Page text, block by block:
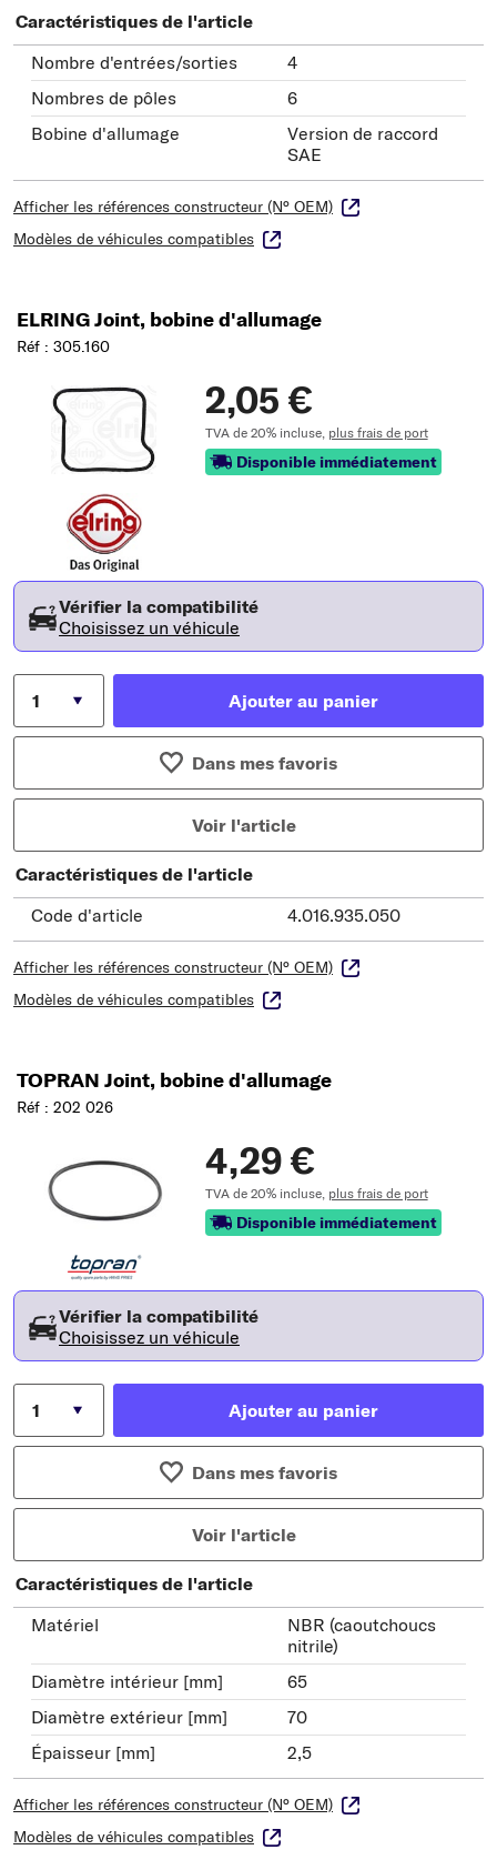
Caractéristiques de l'article
Nombre d'entrées/sorties
4
Nombres de pôles
6
Bobine d'allumage
Version de raccord
SAE
Afficher les références constructeur (N° OEM)
Modèles de véhicules compatibles
ELRING Joint, bobine d'allumage
Réf : 305.160
2,05 €
TVA de 20% incluse, plus frais de port
Disponible immédiatement
Vérifier la compatibilité
Choisissez un véhicule
Ajouter au panier
Dans mes favoris
Voir l'article
Caractéristiques de l'article
Code d'article
4.016.935.050
Afficher les références constructeur (N° OEM)
Modèles de véhicules compatibles
TOPRAN Joint, bobine d'allumage
Réf : 202 026
4,29 €
TVA de 20% incluse, plus frais de port
Disponible immédiatement
Vérifier la compatibilité
Choisissez un véhicule
Ajouter au panier
Dans mes favoris
Voir l'article
Caractéristiques de l'article
Matériel
NBR (caoutchoucs
nitrile)
Diamètre intérieur [mm]
65
Diamètre extérieur [mm]
70
Épaisseur [mm]
2,5
Afficher les références constructeur (N° OEM)
Modèles de véhicules compatibles